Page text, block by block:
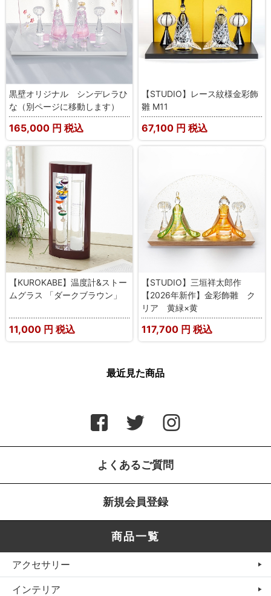
黒壁オリジナル シンデレラひ
な（別ページに移動します）
165,000 円 税込
【STUDIO】レース紋様金彩飾
雛 M11
67,100 円 税込
【KUROKABE】温度計&ストー
ムグラス 「ダークブラウン」
11,000 円 税込
【STUDIO】三垣祥太郎作
【2026年新作】金彩飾雛 ク
リア 黄緑×黄
117,700 円 税込
最近見た商品
よくあるご質問
新規会員登録
商品一覧
アクセサリー
インテリア